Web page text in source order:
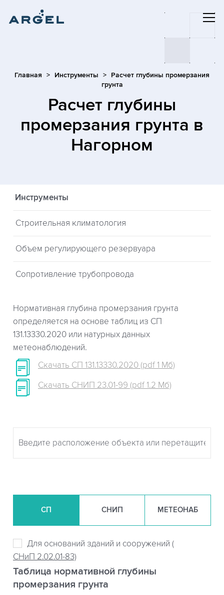
Главная Инструменты
Расчет глубины промерзания
грунта
Расчет глубины
промерзания грунта в
Нагорном
Инструменты
Строительная климатология
Объем регулирующего резервуара
Сопротивление трубопровода
Нормативная глубина промерзания грунта
определяется на основе таблиц из СП
131.13330.2020 или натурных данных
метеонаблюдений.
Скачать СП 131.13330.2020 (pdf 1 Мб)
Скачать СНИП 23.01-99 (pdf 1.2 Мб)
СП СНИП МЕТЕОНАБ
Для оснований зданий и сооружений (
СНиП 2.02.01-83)
Таблица нормативной глубины
промерзания грунта